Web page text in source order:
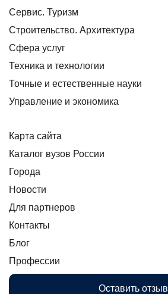
Сервис. Туризм
Строительство. Архитектура
Сфера услуг
Техника и технологии
Точные и естественные науки
Управление и экономика
Карта сайта
Каталог вузов России
Города
Новости
Для партнеров
Контакты
Блог
Профессии
Оставить отзыв